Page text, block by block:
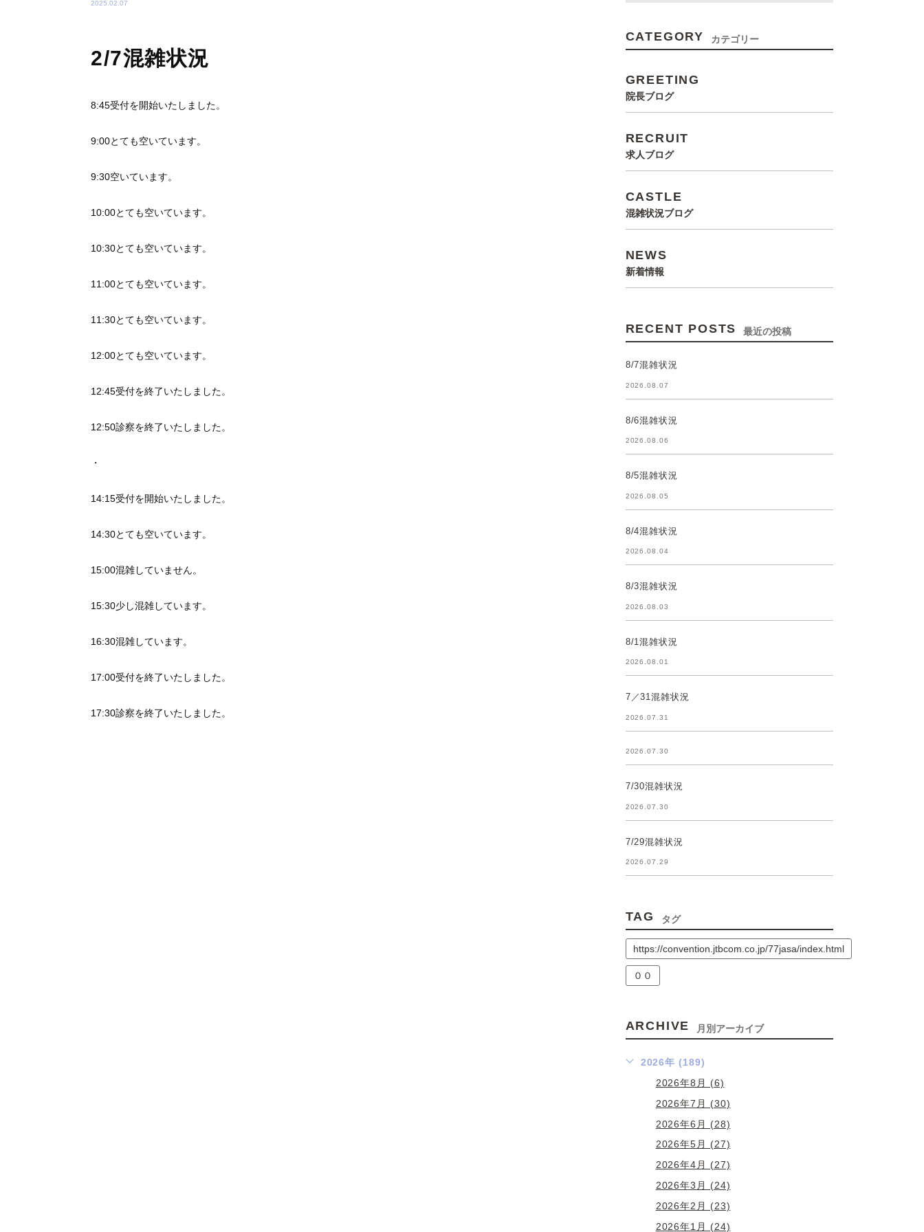
2025.02.07
2/7混雑状況
8:45受付を開始いたしました。
9:00とても空いています。
9:30空いています。
10:00とても空いています。
10:30とても空いています。
11:00とても空いています。
11:30とても空いています。
12:00とても空いています。
12:45受付を終了いたしました。
12:50診察を終了いたしました。
・
14:15受付を開始いたしました。
14:30とても空いています。
15:00混雑していません。
15:30少し混雑しています。
16:30混雑しています。
17:00受付を終了いたしました。
17:30診察を終了いたしました。
CATEGORY カテゴリー
GREETING
院長ブログ
RECRUIT
求人ブログ
CASTLE
混雑状況ブログ
NEWS
新着情報
RECENT POSTS 最近の投稿
8/7混雑状況
2026.08.07
8/6混雑状況
2026.08.06
8/5混雑状況
2026.08.05
8/4混雑状況
2026.08.04
8/3混雑状況
2026.08.03
8/1混雑状況
2026.08.01
7／31混雑状況
2026.07.31
2026.07.30
7/30混雑状況
2026.07.30
7/29混雑状況
2026.07.29
TAG タグ
https://convention.jtbcom.co.jp/77jasa/index.html
００
ARCHIVE 月別アーカイブ
2026年 (189)
2026年8月 (6)
2026年7月 (30)
2026年6月 (28)
2026年5月 (27)
2026年4月 (27)
2026年3月 (24)
2026年2月 (23)
2026年1月 (24)